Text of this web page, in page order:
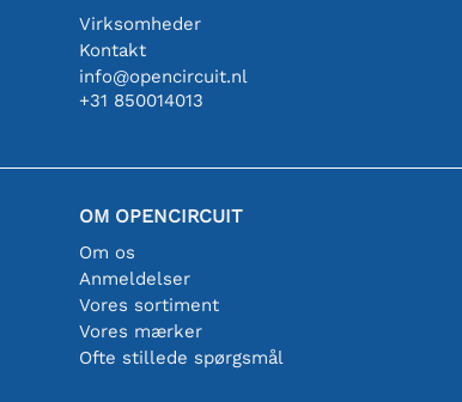
Virksomheder
Kontakt
info@opencircuit.nl
+31 850014013
OM OPENCIRCUIT
Om os
Anmeldelser
Vores sortiment
Vores mærker
Ofte stillede spørgsmål